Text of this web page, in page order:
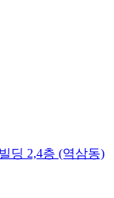
딩 2,4층 (역삼동)